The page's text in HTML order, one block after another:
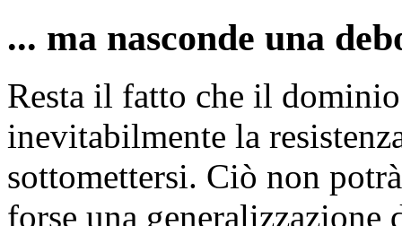
... ma nasconde una
Resta il fatto che il
inevitabilmente la
sottomettersi. Ciò non
forse una generalizzazione